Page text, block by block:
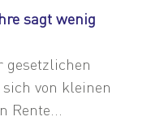
sagt wenig
gesetzlichen
von kleinen
Rente...